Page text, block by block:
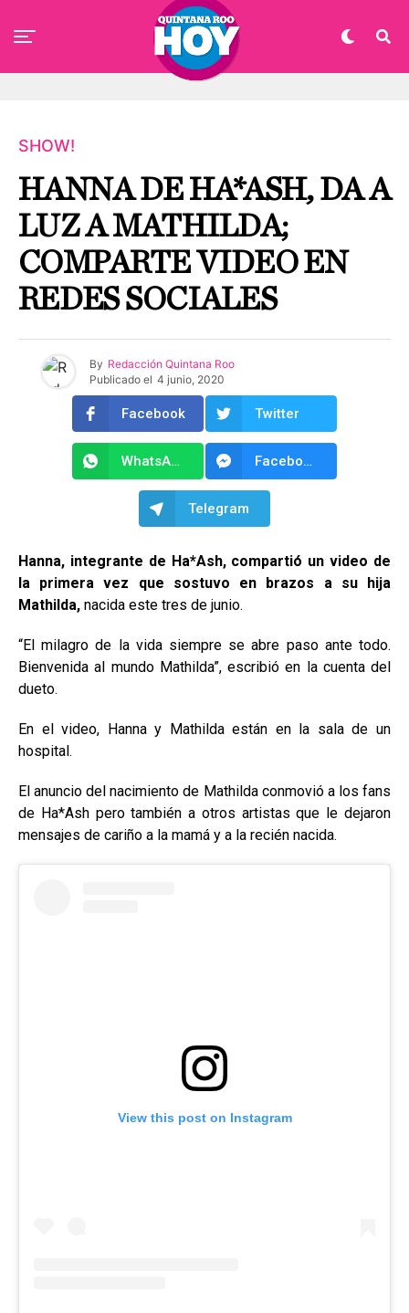
SHOW!
HANNA DE HA*ASH, DA A
LUZ A MATHILDA;
COMPARTE VIDEO EN
REDES SOCIALES
By Redacción Quintana Roo
Publicado el 4 junio, 2020
Facebook Twitter
WhatsApp Facebook Messenger
Telegram
Hanna, integrante de Ha*Ash, compartió un video de
la primera vez que sostuvo en brazos a su hija
Mathilda, nacida este tres de junio.
“El milagro de la vida siempre se abre paso ante todo.
Bienvenida al mundo Mathilda”, escribió en la cuenta del
dueto.
En el video, Hanna y Mathilda están en la sala de un
hospital.
El anuncio del nacimiento de Mathilda conmovió a los fans
de Ha*Ash pero también a otros artistas que le dejaron
mensajes de cariño a la mamá y a la recién nacida.
View this post on Instagram